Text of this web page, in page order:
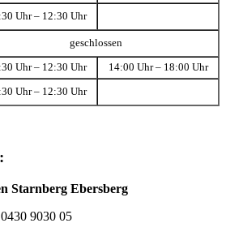
Uhr – 12:30 Uhr
geschlossen
Uhr – 12:30 Uhr 14:00 Uhr – 18:00 Uhr
Uhr – 12:30 Uhr
Starnberg Ebersberg
9030 05